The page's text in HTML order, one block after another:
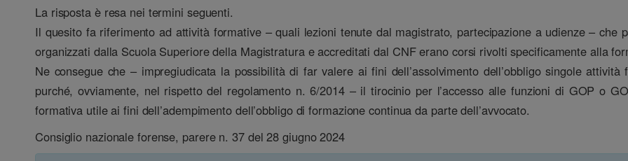
La risposta è resa nei termini seguenti.
Il quesito fa riferimento ad attività formative – quali lezioni tenute dal magistrato, partecipazione a udienze – che
organizzati dalla Scuola Superiore della Magistratura e accreditati dal CNF erano corsi rivolti specificamente alla
Ne consegue che – impregiudicata la possibilità di far valere ai fini dell’assolvimento dell’obbligo singole
purché, ovviamente, nel rispetto del regolamento n. 6/2014 – il tirocinio per l’accesso alle funzioni di GOP o
formativa utile ai fini dell’adempimento dell’obbligo di formazione continua da parte dell’avvocato.
Consiglio nazionale forense, parere n. 37 del 28 giugno 2024